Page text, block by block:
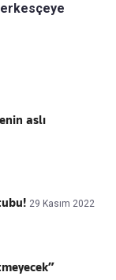
aslı
29 Kasım 2022